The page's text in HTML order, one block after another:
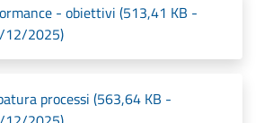
- obiettivi (513,41 KB -
12/2025)
processi (563,64 KB -